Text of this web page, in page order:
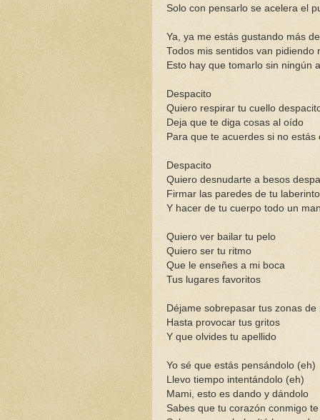
Solo con pensarlo se acelera el
Ya, ya me estás gustando más
Todos mis sentidos van pidiendo
Esto hay que tomarlo sin ningún
Despacito
Quiero respirar tu cuello
Deja que te diga cosas al oído
Para que te acuerdes si no estás
Despacito
Quiero desnudarte a besos
Firmar las paredes de tu laberinto
Y hacer de tu cuerpo todo un
Quiero ver bailar tu pelo
Quiero ser tu ritmo
Que le enseñes a mi boca
Tus lugares favoritos
Déjame sobrepasar tus zonas de
Hasta provocar tus gritos
Y que olvides tu apellido
Yo sé que estás pensándolo (eh)
Llevo tiempo intentándolo (eh)
Mami, esto es dando y dándolo
Sabes que tu corazón conmigo